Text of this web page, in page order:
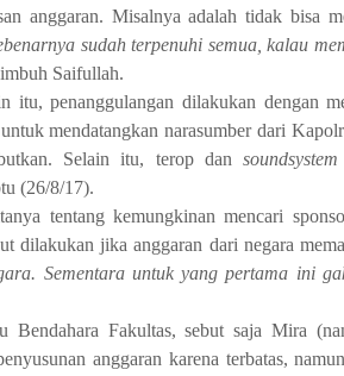
anggaran. Misalnya adalah tidak bisa
sudah terpenuhi semua, kalau
Saifullah.
itu, penanggulangan dilakukan dengan
mendatangkan narasumber dari
Selain itu, terop dansoundsystem
(26/8/17).
tentang kemungkinan mencari
dilakukan jika anggaran dari negara
Sementara untuk yang pertama ini
Bendahara Fakultas, sebut saja Mira
anggaran karena terbatas,